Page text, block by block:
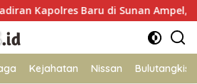
Baru di Sunan Ampel, AKBP
Kejahatan Nissan Bulutangkis